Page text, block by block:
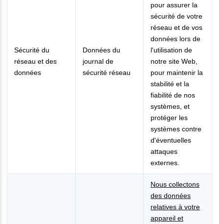
Sécurité du
réseau et des
données
Données du
journal de
sécurité réseau
pour assurer la
sécurité de votre
réseau et de vos
données lors de
l'utilisation de
notre site Web,
pour maintenir la
stabilité et la
fiabilité de nos
systèmes, et
protéger les
systèmes contre
d'éventuelles
attaques
externes.
Nous collectons
des données
relatives à votre
appareil et